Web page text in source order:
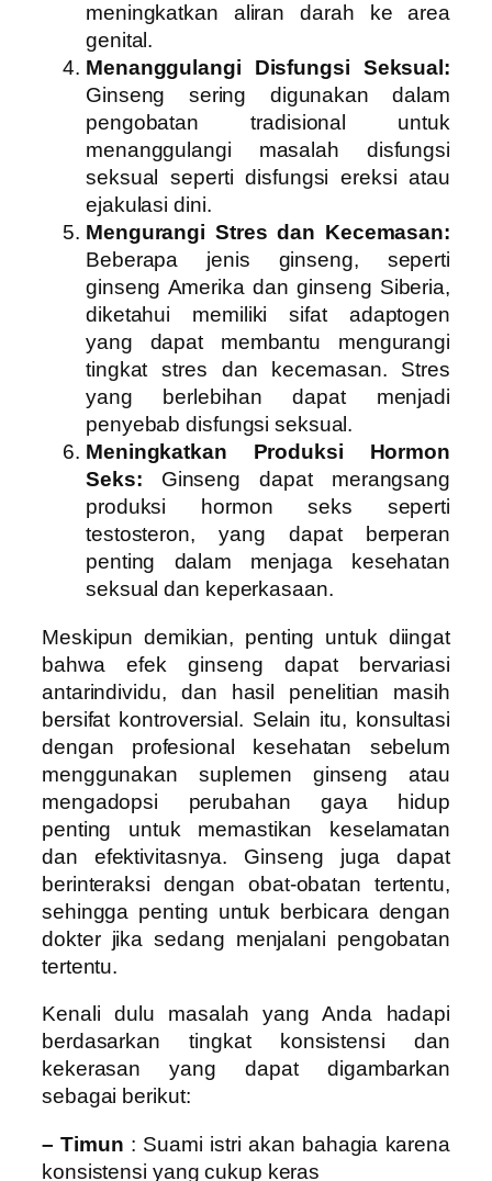
meningkatkan aliran darah ke area
genital.
Menanggulangi Disfungsi Seksual:
Ginseng sering digunakan dalam
pengobatan tradisional untuk
menanggulangi masalah disfungsi
seksual seperti disfungsi ereksi atau
ejakulasi dini.
Mengurangi Stres dan Kecemasan:
Beberapa jenis ginseng, seperti
ginseng Amerika dan ginseng Siberia,
diketahui memiliki sifat adaptogen
yang dapat membantu mengurangi
tingkat stres dan kecemasan. Stres
yang berlebihan dapat menjadi
penyebab disfungsi seksual.
Meningkatkan Produksi Hormon
Seks: Ginseng dapat merangsang
produksi hormon seks seperti
testosteron, yang dapat berperan
penting dalam menjaga kesehatan
seksual dan keperkasaan.
Meskipun demikian, penting untuk diingat
bahwa efek ginseng dapat bervariasi
antarindividu, dan hasil penelitian masih
bersifat kontroversial. Selain itu, konsultasi
dengan profesional kesehatan sebelum
menggunakan suplemen ginseng atau
mengadopsi perubahan gaya hidup
penting untuk memastikan keselamatan
dan efektivitasnya. Ginseng juga dapat
berinteraksi dengan obat-obatan tertentu,
sehingga penting untuk berbicara dengan
dokter jika sedang menjalani pengobatan
tertentu.
Kenali dulu masalah yang Anda hadapi
berdasarkan tingkat konsistensi dan
kekerasan yang dapat digambarkan
sebagai berikut:
– Timun : Suami istri akan bahagia karena
konsistensi yang cukup keras